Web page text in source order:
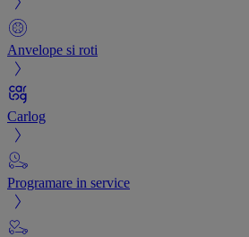
Anvelope si roti
Carlog
Programare in service